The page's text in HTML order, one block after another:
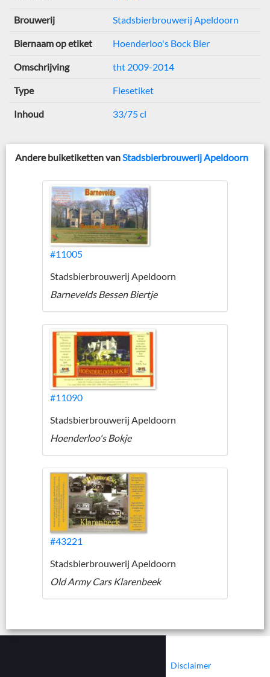
Brouwerij Stadsbierbrouwerij Apeldoorn
Biernaam op etiket Hoenderloo's Bock Bier
Omschrijving tht 2009-2014
Type Flesetiket
Inhoud 33/75 cl
Andere buiketiketten vanStadsbierbrouwerij Apeldoorn
#11005
Stadsbierbrouwerij Apeldoorn
Barnevelds Bessen Biertje
#11090
Stadsbierbrouwerij Apeldoorn
Hoenderloo's Bokje
#43221
Stadsbierbrouwerij Apeldoorn
Old Army Cars Klarenbeek
Disclaimer